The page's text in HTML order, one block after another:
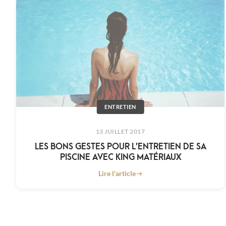
ENTRETIEN
13 JUILLET 2017
LES BONS GESTES POUR L’ENTRETIEN DE SA
PISCINE AVEC KING MATÉRIAUX
Lire l'article